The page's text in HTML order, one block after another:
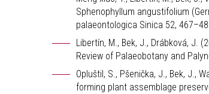
Sphenophyllum angustifolium
palaeontologica Sinica 52,
Libertín, M., Bek, J., Drábková, J.
Review of Palaeobotany and
Opluštil, S., Pšenička, J., Bek, J.,
forming plant assemblage